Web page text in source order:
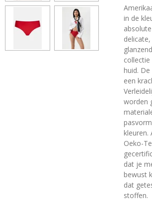
in de
huid. De
een
worden
kleuren.
Oeko-
dat je
bewust
dat
stoffen.